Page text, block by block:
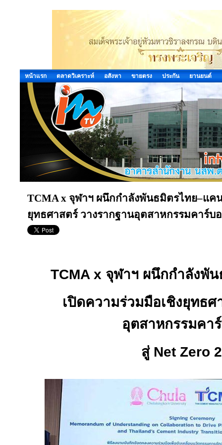
หน้าแรก ตลาดวิเคราะห์ อสังหา ขายตรง ประกัน ยานยนต์
TCMA x จุฬาฯ ผนึกกำลังพันธมิตรไทย–แค
ยุทธศาสตร์ วางรากฐานอุตสาหกรรมคาร์บอ
TCMA x จุฬาฯ ผนึกกำลังพั
เปิดความร่วมมือเชิงยุทธศ
อุตสาหกรรมคา
สู่ Net Zero